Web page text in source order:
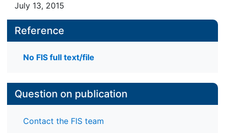
July 13, 2015
Reference
No FIS full text/file
Question on publication
Contact the FIS team